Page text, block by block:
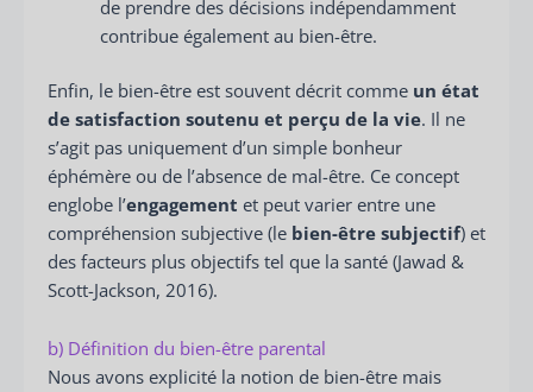
de prendre des décisions indépendamment
contribue également au bien-être.
Enfin, le bien-être est souvent décrit comme un état
de satisfaction soutenu et perçu de la vie. Il ne
s’agit pas uniquement d’un simple bonheur
éphémère ou de l’absence de mal-être. Ce concept
englobe l’engagement et peut varier entre une
compréhension subjective (le bien-être subjectif) et
des facteurs plus objectifs tel que la santé (Jawad &
Scott-Jackson, 2016).
b) Définition du bien-être parental
Nous avons explicité la notion de bien-être mais